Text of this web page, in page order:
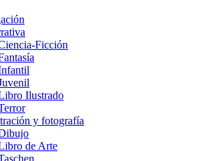
Ficción
Ilustrado
y fotografía
de Arte